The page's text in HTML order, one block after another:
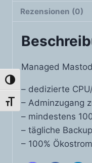
Umschalten auf hohe
Schrift vergrößern
Rezensionen (0)
Managed
– dedizierte
– Adminzugang
– mindestens
– tägliche
– 100% Ökostrom